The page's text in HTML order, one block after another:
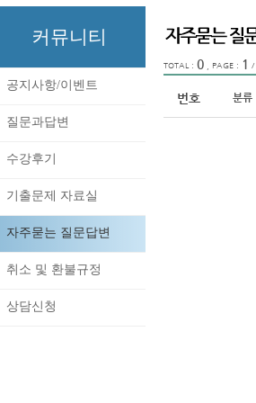
커뮤니티
공지사항/이벤트
질문과답변
수강후기
기출문제 자료실
자주묻는 질문답변
취소 및 환불규정
상담신청
TOTAL : 0 , PAGE : 1 /
번호 분류